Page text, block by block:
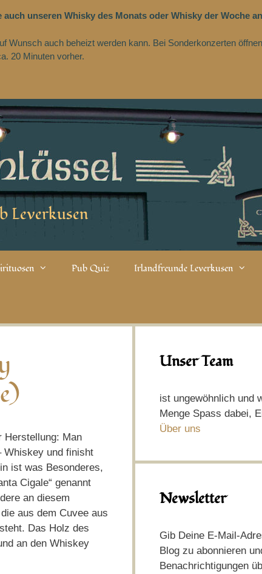
auch unseren Whisky des Monats oder Whisky der Woche
Wunsch auch beheizt werden kann. Bei Sonderkonzerten
20 Minuten vorher.
Leverkusen
Pub Quiz Irlandfreunde Leverkusen
Herstellung: Man
Whiskey und finisht
ist was Besonderes,
Cigale“ genannt
an diesem
aus dem Cuvee aus
Das Holz des
an den Whiskey
Unser Team
ist ungewöhnlich und
Menge Spass dabei,
Über uns
Newsletter
Gib Deine E-Mail-
Blog zu abonnieren
Benachrichtigungen